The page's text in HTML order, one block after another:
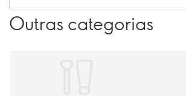
elevada para uniformizar a tez e
manchas ou sinais de fadiga. Apesar
fórmulas multifunções que
Outras categorias